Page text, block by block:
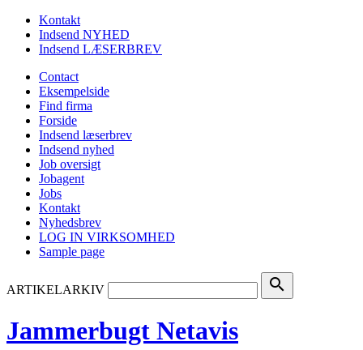
Kontakt
Indsend NYHED
Indsend LÆSERBREV
Contact
Eksempelside
Find firma
Forside
Indsend læserbrev
Indsend nyhed
Job oversigt
Jobagent
Jobs
Kontakt
Nyhedsbrev
LOG IN VIRKSOMHED
Sample page
ARTIKELARKIV search
Jammerbugt Netavis